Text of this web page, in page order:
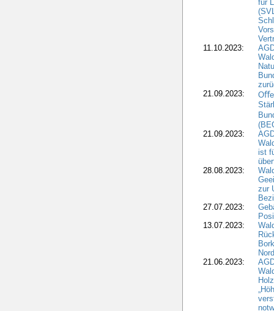
für
11.10.2023:
21.09.2023:
21.09.2023:
ist
28.08.2023:
zur
27.07.2023:
13.07.2023:
21.06.2023: